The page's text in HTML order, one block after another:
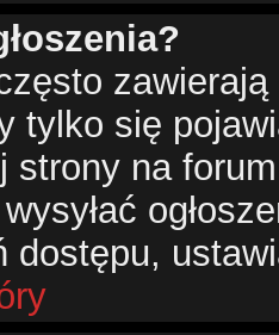
tylko się
strony na
dostępu,